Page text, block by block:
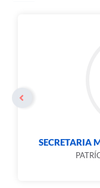
SECRETARIA